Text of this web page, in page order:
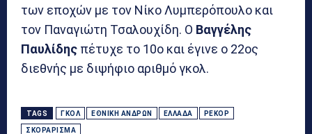
των εποχών με τον Νίκο Λυμπερόπουλο και
τον Παναγιώτη Τσαλουχίδη. Ο Βαγγέλης
Παυλίδης πέτυχε το 10ο και έγινε ο 22ος
διεθνής με διψήφιο αριθμό γκολ.
TAGS ΓΚΟΛ ΕΘΝΙΚΉ ΑΝΔΡΏΝ ΕΛΛΆΔΑ ΡΕΚΌΡ
ΣΚΟΡΆΡΙΣΜΑ